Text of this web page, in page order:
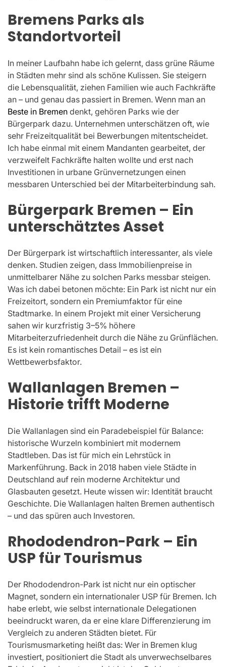
Bremens Parks als
Standortvorteil
In meiner Laufbahn habe ich gelernt, dass grüne Räume
in Städten mehr sind als schöne Kulissen. Sie steigern
die Lebensqualität, ziehen Familien wie auch Fachkräfte
an – und genau das passiert in Bremen. Wenn man an
Beste in Bremen denkt, gehören Parks wie der
Bürgerpark dazu. Unternehmen unterschätzen oft, wie
sehr Freizeitqualität bei Bewerbungen mitentscheidet.
Ich habe einmal mit einem Mandanten gearbeitet, der
verzweifelt Fachkräfte halten wollte und erst nach
Investitionen in urbane Grünvernetzungen einen
messbaren Unterschied bei der Mitarbeiterbindung sah.
Bürgerpark Bremen – Ein
unterschätztes Asset
Der Bürgerpark ist wirtschaftlich interessanter, als viele
denken. Studien zeigen, dass Immobilienpreise in
unmittelbarer Nähe zu solchen Parks messbar steigen.
Was ich dabei betonen möchte: Ein Park ist nicht nur ein
Freizeitort, sondern ein Premiumfaktor für eine
Stadtmarke. In einem Projekt mit einer Versicherung
sahen wir kurzfristig 3–5% höhere
Mitarbeiterzufriedenheit durch die Nähe zu Grünflächen.
Es ist kein romantisches Detail – es ist ein
Wettbewerbsfaktor.
Wallanlagen Bremen –
Historie trifft Moderne
Die Wallanlagen sind ein Paradebeispiel für Balance:
historische Wurzeln kombiniert mit modernem
Stadtleben. Das ist für mich ein Lehrstück in
Markenführung. Back in 2018 haben viele Städte in
Deutschland auf rein moderne Architektur und
Glasbauten gesetzt. Heute wissen wir: Identität braucht
Geschichte. Die Wallanlagen halten Bremen authentisch
– und das spüren auch Investoren.
Rhododendron-Park – Ein
USP für Tourismus
Der Rhododendron-Park ist nicht nur ein optischer
Magnet, sondern ein internationaler USP für Bremen. Ich
habe erlebt, wie selbst internationale Delegationen
beeindruckt waren, da er eine klare Differenzierung im
Vergleich zu anderen Städten bietet. Für
Tourismusmarketing heißt das: Wer in Bremen klug
investiert, positioniert die Stadt als unverwechselbares